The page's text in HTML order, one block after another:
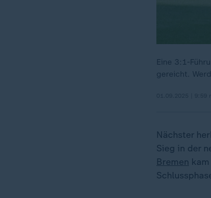
Eine 3:1-
gereicht.
Nächster
Sieg in der
Bremen